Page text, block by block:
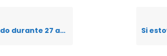
patronal, para este efecto debo firmar un documento donde se indica que por liquidación para acceder a la jubilación recibiré como pago total la cantidad de $1000 ¿Es correcto recibir esta cantidad?